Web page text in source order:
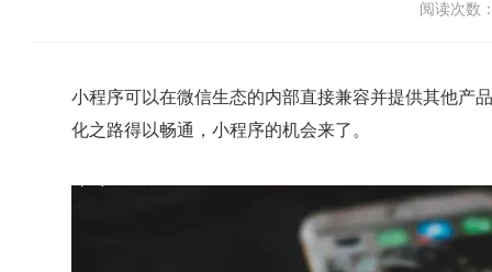
阅读次数
小程序可以在微信生态的内部直接兼容并提供其他产
化之路得以畅通，小程序的机会来了。